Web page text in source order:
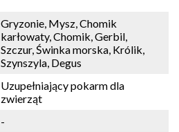
Gryzonie, Mysz, Chomik
karłowaty, Chomik, Gerbil,
Szczur, Świnka morska, Królik,
Szynszyla, Degus
Uzupełniający pokarm dla
zwierząt
-